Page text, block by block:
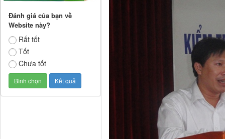
Đánh giá của bạn về
Website này?
Rất tốt
Tốt
Chưa tốt